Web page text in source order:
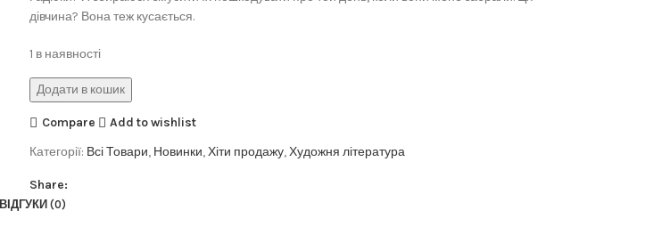
дівчина? Вона теж кусається.
1 в наявності
Додати в кошик
Compare
Add to wishlist
Категорії: Всі Товари, Новинки,Хіти продажу,Художня література
Share:
ВІДГУКИ (0)